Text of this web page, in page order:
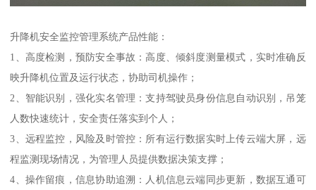
升降机安全监控管理系统产品性能：
1、高度检测，预防安全事故：高度、倾斜度测量模式，实时准确反
映升降机位置及运行状态，协助司机操作；
2、智能识别，强化实名管理：支持驾驶员身份信息自动识别，吊笼
人数快速统计，安全责任落实到个人；
3、远程监控，风险及时管控：所有运行数据实时上传云端大屏，远
程监测现场情况，为管理人员提供数据决策支撑；
4、操作留痕，信息协助追溯：人机信息云端同步更新，数据互通可